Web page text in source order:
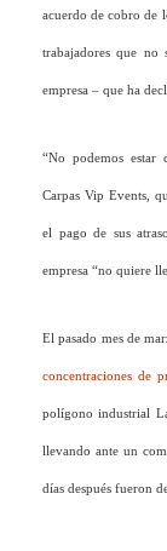
acuerdo de cobro de
trabajadores que
empresa – que ha
“No podemos estar
Carpas Vip Events,
el pago de sus
empresa “no quiere
El pasado mes de
concentraciones de
polígono industrial
llevando ante un
días después fueron